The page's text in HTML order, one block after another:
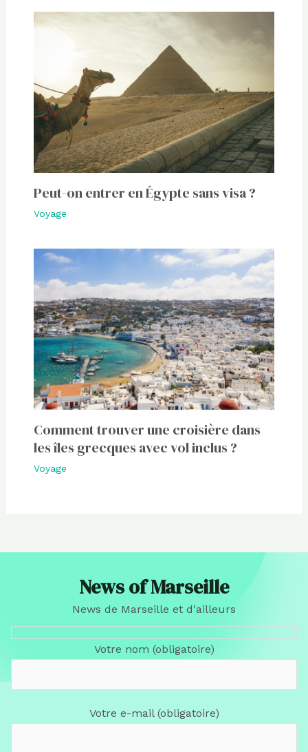
Peut-on entrer en Égypte sans visa ?
Voyage
Comment trouver une croisière dans
les îles grecques avec vol inclus ?
Voyage
News of Marseille
News de Marseille et d'ailleurs
Votre nom (obligatoire)
Votre e-mail (obligatoire)